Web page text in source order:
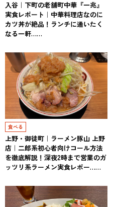
入谷｜下町の老舗町中華『一兆』
実食レポート｜中華料理店なのに
カツ丼が絶品！ランチに通いたく
なる一軒……
食べる
上野・御徒町｜ラーメン豚山 上野
店｜二郎系初心者向けコール方法
を徹底解説！深夜2時まで営業のガ
ッツリ系ラーメン実食レポー……